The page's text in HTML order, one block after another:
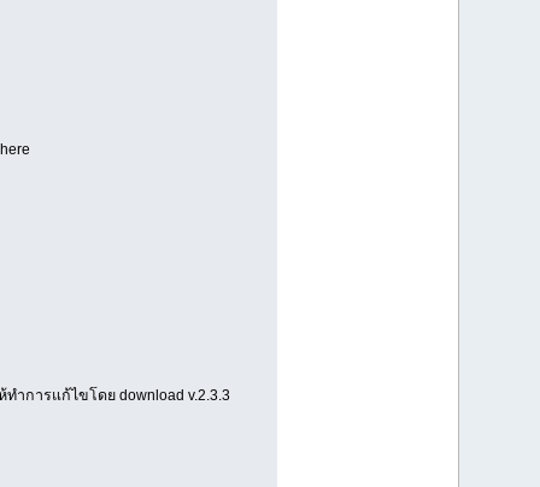
ทำการแก้ไขโดย download v.2.3.3